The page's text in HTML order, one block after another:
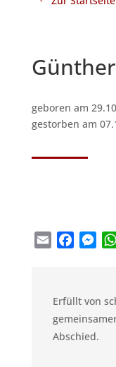
geboren am
gestorben am
Email
Erfüllt von
Abschied.